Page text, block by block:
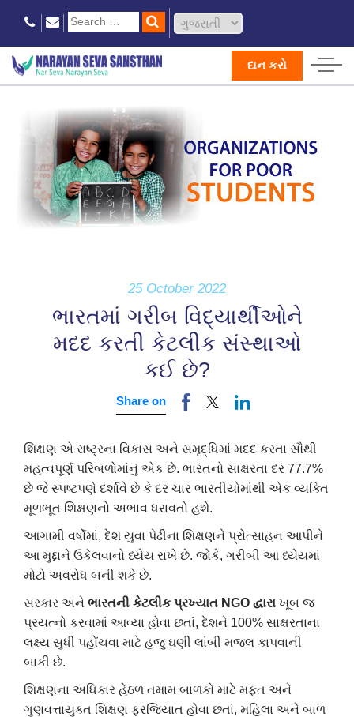
દાન કરો
25 October 2022
ભારતમાં ગરીબ વિદ્યાર્થીઓને
મદદ કરતી કેટલીક સંસ્થાઓ
કઈ છે?
Share on
શિક્ષણ એ રાષ્ટ્રના વિકાસ અને સમૃદ્ધિમાં મદદ કરતા સૌથી
મહત્વપૂર્ણ પરિબળોમાંનું એક છે. ભારતનો સાક્ષરતા દર 77.7%
છે જે સ્પષ્ટપણે દર્શાવે છે કે દર ચાર ભારતીયોમાંથી એક વ્યક્તિ
મૂળભૂત શિક્ષણનો અભાવ ધરાવતો હશે.
આગામી વર્ષોમાં, દેશ યુવા પેઢીના શિક્ષણને પ્રોત્સાહન આપીને
આ મુદ્દાને ઉકેલવાનો ધ્યેય રાખે છે. જોકે, ગરીબી આ ધ્યેયમાં
મોટો અવરોધ બની શકે છે.
સરકાર અને ભારતની કેટલીક પ્રખ્યાત NGO દ્વારા ખૂબ જ
પ્રયત્નો કરવામાં આવ્યા હોવા છતાં, દેશને 100% સાક્ષરતાના
લક્ષ્ય સુધી પહોંચવા માટે હજુ ઘણી લાંબી મજલ કાપવાની
બાકી છે.
શિક્ષણના અધિકાર હેઠળ તમામ બાળકો માટે મફત અને
ગુણવત્તાયુક્ત શિક્ષણ ફરજિયાત હોવા છતાં, મહિલા અને બાળ